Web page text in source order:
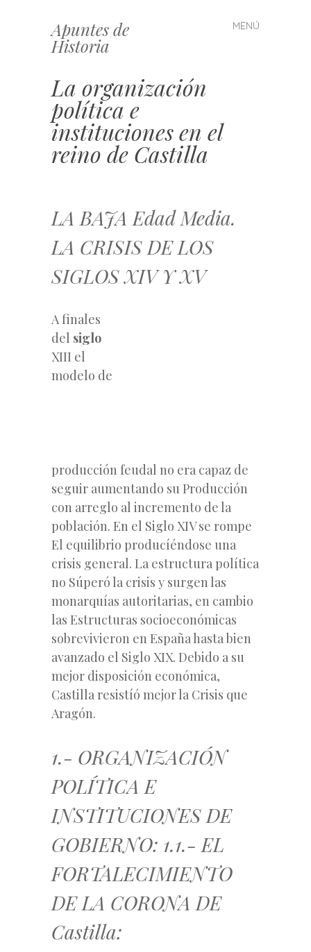
Apuntes de
Historia
MENÚ
Saltar
al
La organización
política e
instituciones en el
reino de Castilla
LA BAJA Edad Media.
LA CRISIS DE LOS
SIGLOS XIV Y XV
A finales
del siglo
XIII el
modelo de
producción feudal no era capaz de
seguir aumentando su Producción
con arreglo al incremento de la
población. En el Siglo XIV se rompe
El equilibrio producíéndose una
crisis general. La estructura política
no Súperó la crisis y surgen las
monarquías autoritarias, en cambio
las Estructuras socioeconómicas
sobrevivieron en España hasta bien
avanzado el Siglo XIX. Debido a su
mejor disposición económica,
Castilla resistíó mejor la Crisis que
Aragón.
1.- ORGANIZACIÓN
POLÍTICA E
INSTITUCIONES DE
GOBIERNO: 1.1.- EL
FORTALECIMIENTO
DE LA CORONA DE
Castilla: